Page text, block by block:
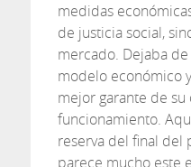
medidas
de justicia social,
mercado. Dejaba
modelo económico
mejor garante de
funcionamiento.
reserva del final del
parece mucho este